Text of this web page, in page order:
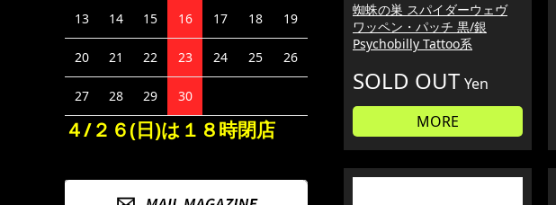
13 14 15 16 17 18 19
20 21 22 23 24 25 26
27 28 29 30
４/２６(日)は１８時閉店
蜘蛛の巣 スパイダーウェヴ
ワッペン・パッチ 黒/銀
Psychobilly Tattoo系
SOLD OUT Yen
MORE